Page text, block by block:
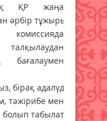
ақ ҚР жаңа
әрбір тұжырым
бірақ адалүдеріс
тәжірибе мен
табылатын